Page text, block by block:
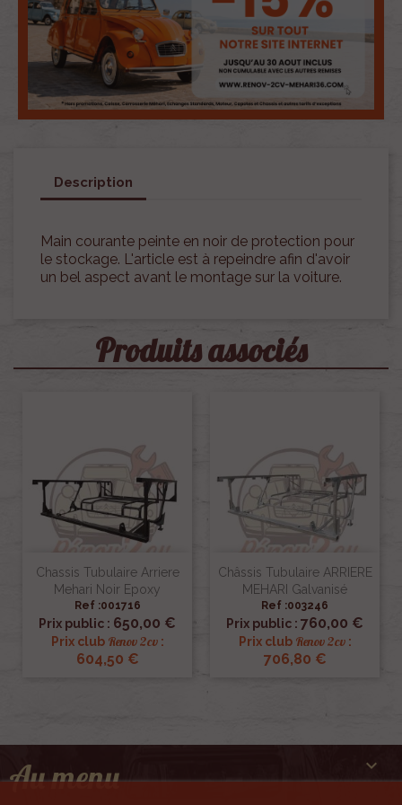
Description
Main courante peinte en noir de protection pour
le stockage. L'article est à repeindre afin d'avoir
un bel aspect avant le montage sur la voiture.
Produits associés
Chassis Tubulaire Arriere
Mehari Noir Epoxy
Ref :001716
Prix public : 650,00 €
Prix club Renov 2cv:
604,50 €
Châssis Tubulaire ARRIERE
MEHARI Galvanisé
Ref :003246
Prix public : 760,00 €
Prix club Renov 2cv:
706,80 €
Au menu 